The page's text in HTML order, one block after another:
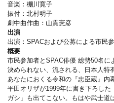
音楽：棚川寛子
振付：北村明子
劇中曲作曲：山貫憲彦
出演
出演：SPACおよび公募による市民
概要
市民参加者とSPAC俳優 総勢50名に
決められない、流される、日本人特
あなたにおくる令和の『忠臣蔵』内
平田オリザが1999年に書き下ろし
ガシ」も出てこない。もはや武士道